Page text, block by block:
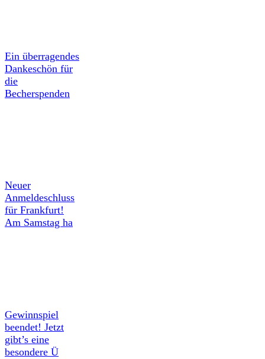
Ein überragendes
Dankeschön für
die
Becherspenden
Neuer
Anmeldeschluss
für Frankfurt!
Am Samstag ha
Gewinnspiel
beendet! Jetzt
gibt’s eine
besondere Ü